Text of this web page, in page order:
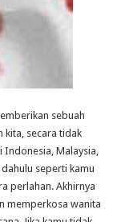
sebuah
kita, secara tidak
Indonesia, Malaysia,
seperti kamu
perlahan. Akhirnya
memperkosa wanita